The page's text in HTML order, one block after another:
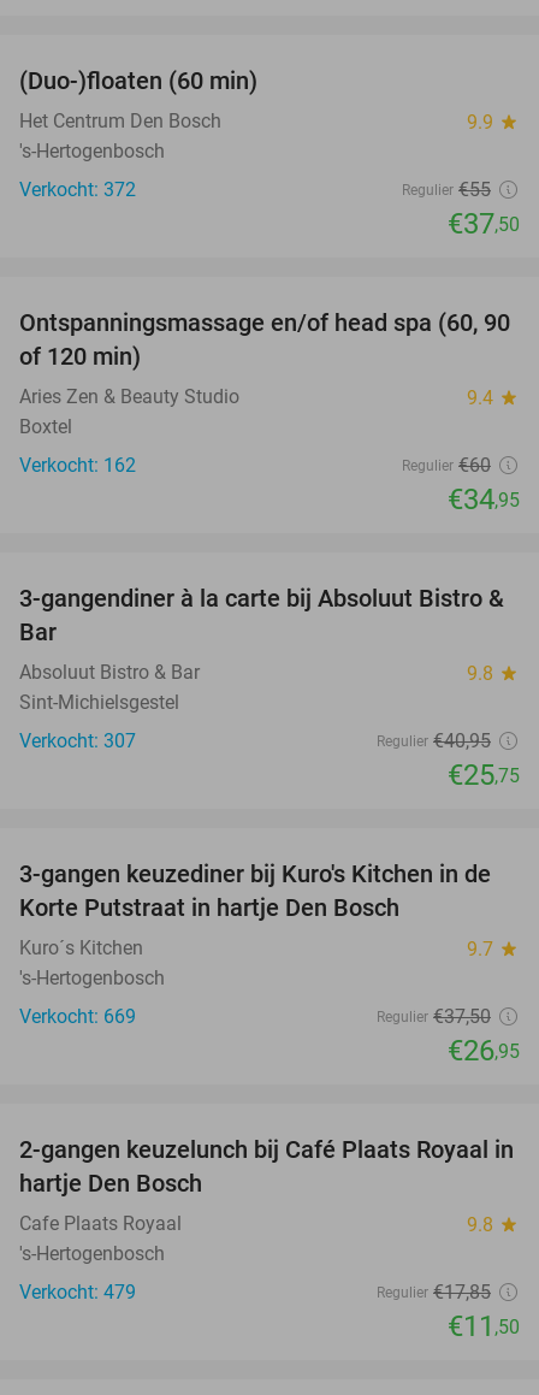
(Duo-)floaten (60 min)
Het Centrum Den Bosch 9.9 star
's-Hertogenbosch
Verkocht: 372
Regulier €55
€37,50
42%
Ontspanningsmassage en/of head spa (60, 90
of 120 min)
Aries Zen & Beauty Studio 9.4 star
Boxtel
Verkocht: 162
Regulier €60
€34,95
37%
3-gangendiner à la carte bij Absoluut Bistro &
Bar
Absoluut Bistro & Bar 9.8 star
Sint-Michielsgestel
Verkocht: 307
Regulier €40,95
€25,75
28%
3-gangen keuzediner bij Kuro's Kitchen in de
Korte Putstraat in hartje Den Bosch
Kuro´s Kitchen 9.7 star
's-Hertogenbosch
Verkocht: 669
Regulier €37,50
€26,95
36%
2-gangen keuzelunch bij Café Plaats Royaal in
hartje Den Bosch
Cafe Plaats Royaal 9.8 star
's-Hertogenbosch
Verkocht: 479
Regulier €17,85
€11 ,50